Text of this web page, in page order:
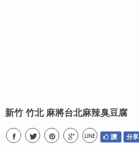
新竹 竹北 麻將台北麻辣臭豆腐
LINE 讚 分享